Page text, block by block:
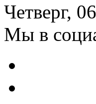
Четверг,
Мы в